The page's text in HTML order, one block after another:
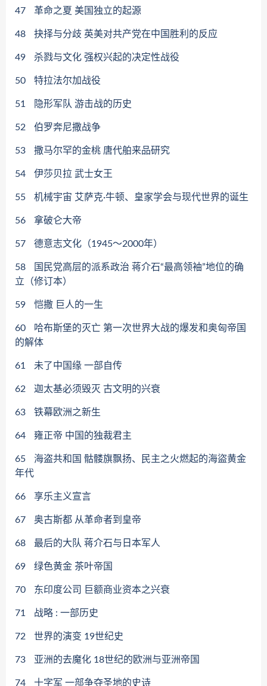
47 革命之夏 美国独立的起源
48 抉择与分歧 英美对共产党在中国胜利的反应
49 杀戮与文化 强权兴起的决定性战役
50 特拉法尔加战役
51 隐形军队 游击战的历史
52 伯罗奔尼撒战争
53 撒马尔罕的金桃 唐代舶来品研究
54 伊莎贝拉 武士女王
55 机械宇宙 艾萨克·牛顿、皇家学会与现代世界的诞生
56 拿破仑大帝
57 德意志文化（1945～2000年）
58
国民党高层的派系政治 蒋介石“最高领袖”地位的确
立（修订本）
59 恺撒 巨人的一生
60
哈布斯堡的灭亡 第一次世界大战的爆发和奥匈帝国
的解体
61 未了中国缘 一部自传
62 迦太基必须毁灭 古文明的兴衰
63 铁幕欧洲之新生
64 雍正帝 中国的独裁君主
65
海盗共和国 骷髅旗飘扬、民主之火燃起的海盜黄金
年代
66 享乐主义宣言
67 奥古斯都 从革命者到皇帝
68 最后的大队 蒋介石与日本军人
69 绿色黄金 茶叶帝国
70 东印度公司 巨额商业资本之兴衰
71 战略 : 一部历史
72 世界的演变 19世纪史
73 亚洲的去魔化 18世纪的欧洲与亚洲帝国
74 十字军 一部争夺圣地的史诗